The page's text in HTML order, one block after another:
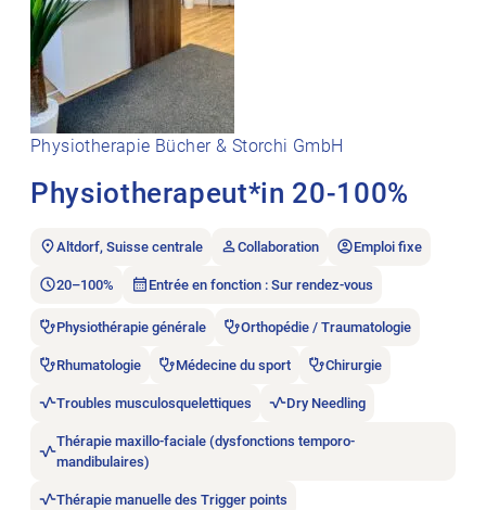
Physiotherapie Bücher & Storchi GmbH
Physiotherapeut*in 20-100%
Altdorf, Suisse centrale Collaboration Emploi fixe
20–100% Entrée en fonction : Sur rendez-vous
Physiothérapie générale Orthopédie / Traumatologie
Rhumatologie Médecine du sport Chirurgie
Troubles musculosquelettiques Dry Needling
Thérapie maxillo-faciale (dysfonctions temporo-
mandibulaires)
Thérapie manuelle des Trigger points